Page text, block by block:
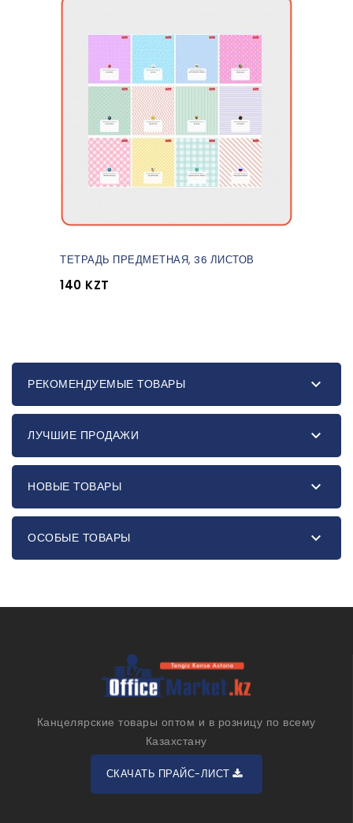
ТЕТРАДЬ ПРЕДМЕТНАЯ, 36 ЛИСТОВ
140 KZT
РЕКОМЕНДУЕМЫЕ ТОВАРЫ 
ЛУЧШИЕ ПРОДАЖИ 
НОВЫЕ ТОВАРЫ 
ОСОБЫЕ ТОВАРЫ 
Канцелярские товары оптом и в розницу по всему
Казахстану
СКАЧАТЬ ПРАЙС-ЛИСТ